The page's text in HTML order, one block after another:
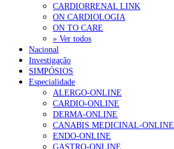
CARDIORRENAL LINK
ON CARDIOLOGIA
ON TO CARE
» Ver todos
Nacional
Investigação
SIMPÓSIOS
Especialidade
ALERGO-ONLINE
CARDIO-ONLINE
DERMA-ONLINE
CANABIS MEDICINAL-ONLINE
ENDO-ONLINE
GASTRO-ONLINE